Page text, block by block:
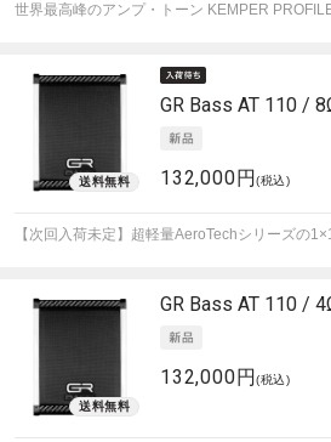
世界最高峰のアンプ・トーン KEMPER
GR Bass AT 110 /
132,000円(税込)
【次回入荷未定】超軽量AeroTechシリーズの
GR Bass AT 110 /
132,000円(税込)